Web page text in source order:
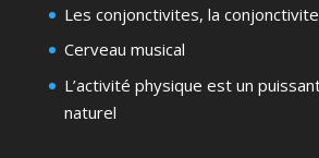
Les conjonctivites, la conjonctivite
Cerveau musical
L’activité physique est un
naturel